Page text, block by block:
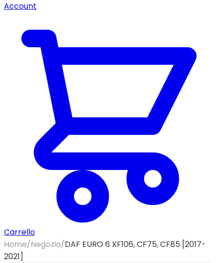
Account
Carrello
Home/Negozio/DAF EURO 6 XF106, CF75, CF85 [2017-
2021]